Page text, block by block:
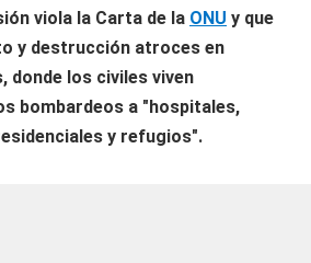
viola la Carta de la ONU y que
y destrucción atroces en
donde los civiles viven
bombardeos a "hospitales,
y refugios".